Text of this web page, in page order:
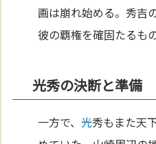
画は崩れ始める。秀吉
彼の覇権を確固たるも
光秀の決断と準備
一方で、 光秀もまた天